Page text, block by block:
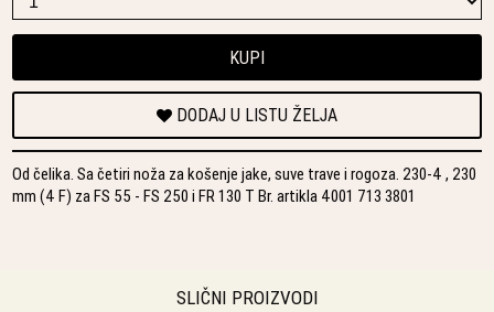
KUPI
DODAJ U LISTU ŽELJA
Od čelika. Sa četiri noža za košenje jake, suve trave i rogoza. 230-4 , 230
mm (4 F) za FS 55 - FS 250 i FR 130 T Br. artikla 4001 713 3801
SLIČNI PROIZVODI